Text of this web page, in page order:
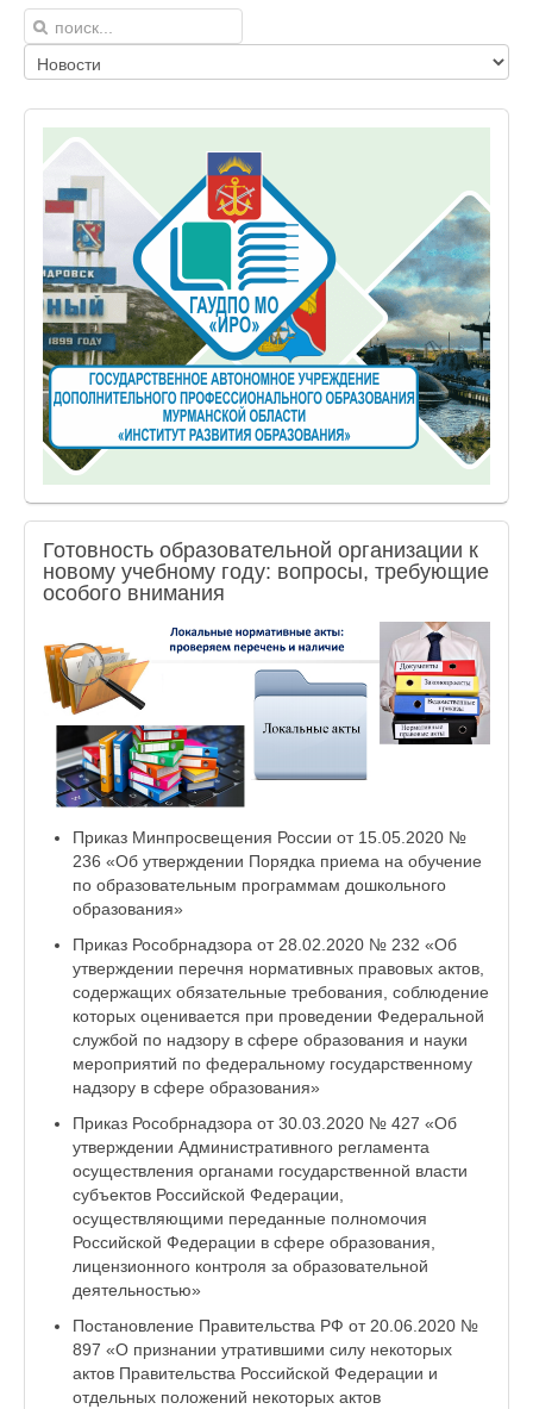
Готовность образовательной организации к
новому учебному году: вопросы, требующие
особого внимания
Приказ Минпросвещения России от 15.05.2020 №
236 «Об утверждении Порядка приема на обучение
по образовательным программам дошкольного
образования»
Приказ Рособрнадзора от 28.02.2020 № 232 «Об
утверждении перечня нормативных правовых актов,
содержащих обязательные требования, соблюдение
которых оценивается при проведении Федеральной
службой по надзору в сфере образования и науки
мероприятий по федеральному государственному
надзору в сфере образования»
Приказ Рособрнадзора от 30.03.2020 № 427 «Об
утверждении Административного регламента
осуществления органами государственной власти
субъектов Российской Федерации,
осуществляющими переданные полномочия
Российской Федерации в сфере образования,
лицензионного контроля за образовательной
деятельностью»
Постановление Правительства РФ от 20.06.2020 №
897 «О признании утратившими силу некоторых
актов Правительства Российской Федерации и
отдельных положений некоторых актов